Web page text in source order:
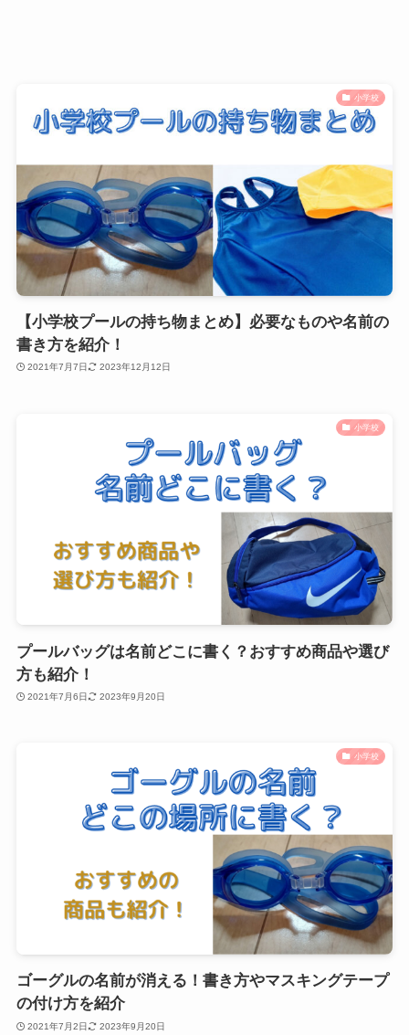
小学校
【小学校プールの持ち物まとめ】必要なものや名前の
書き方を紹介！
2021年7月7日 2023年12月12日
小学校
プールバッグは名前どこに書く？おすすめ商品や選び
方も紹介！
2021年7月6日 2023年9月20日
小学校
ゴーグルの名前が消える！書き方やマスキングテープ
の付け方を紹介
2021年7月2日 2023年9月20日